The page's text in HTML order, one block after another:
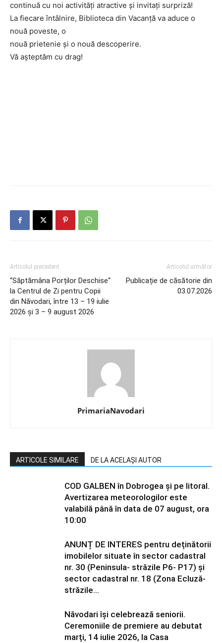
continuă cu noi activități atractive și invitați surpriză!
La fiecare întâlnire, Biblioteca din Vacanță va aduce o
nouă poveste, o
nouă prietenie și o nouă descoperire.
Vă așteptăm cu drag!
Articolul precedent
“Săptămâna Porților Deschise“
la Centrul de Zi pentru Copii
din Năvodari, între 13 – 19 iulie
2026 și 3 – 9 august 2026
Articolul următor
Publicație de căsătorie din
03.07.2026
PrimariaNavodari
ARTICOLE SIMILARE DE LA ACELAȘI AUTOR
COD GALBEN în Dobrogea și pe litoral.
Avertizarea meteorologilor este
valabilă până în data de 07 august, ora
10:00
ANUNȚ DE INTERES pentru deținătorii
imobilelor situate în sector cadastral
nr. 30 (Peninsula- străzile P6- P17) și
sector cadastral nr. 18 (Zona Ecluză-
străzile...
Năvodari își celebrează seniorii.
Ceremoniile de premiere au debutat
marți, 14 iulie 2026, la Casa